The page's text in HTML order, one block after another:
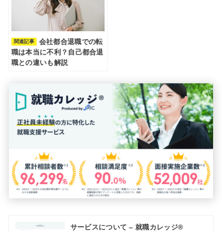
関連記事
会社都合退職での転
職は本当に不利？自己都合退
職との違いも解説
サービスについて – 就職カレッジ®